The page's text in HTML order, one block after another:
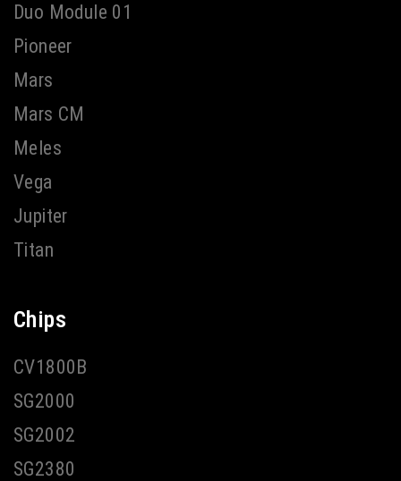
Duo Module 01
Pioneer
Mars
Mars CM
Meles
Vega
Jupiter
Titan
Chips
CV1800B
SG2000
SG2002
SG2380